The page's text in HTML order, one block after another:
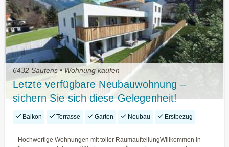
6432 Sautens • Wohnung kaufen
Letzte verfügbare Neubauwohnung –
sichern Sie sich diese Gelegenheit!
Balkon Terrasse Garten Neubau Erstbezug
Hochwertige Wohnungen mit toller RaumaufteilungWillkommen in